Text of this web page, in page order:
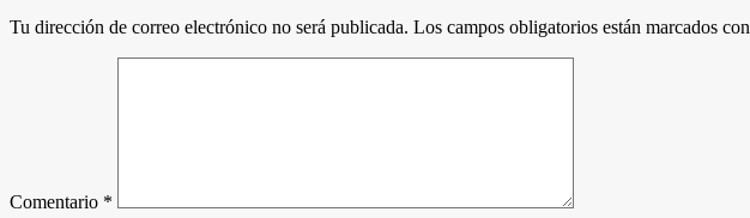
Tu dirección de correo electrónico no será publicada. Los campos obligatorios están marcados con
Comentario *